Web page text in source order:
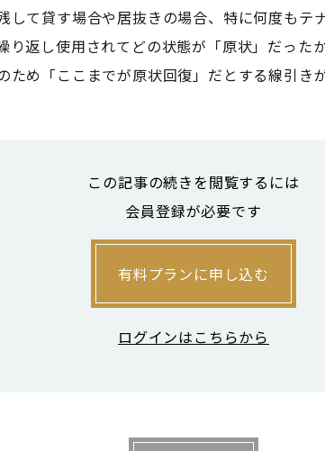
して貸す場合や居抜きの場合、特に何度もテ
り返し使用されてどの状態が「原状」だった
ため「ここまでが原状回復」だとする線引き
、契約書で原状回復の線引きについて詳しく
は「『原状回復とは〇〇〇〇のことを示す』
トンによる賃貸であっても、単に「スケルト
トンとするのかを定義するといい。
て、波戸岡弁護士によれば、家主が日頃から
この記事の続きを閲覧するには
会員登録が必要です
有料プランに申し込む
ログインはこちらから